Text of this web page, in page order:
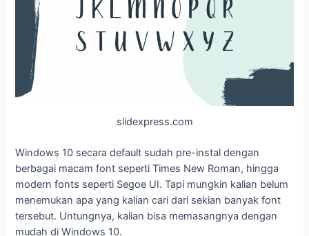
slidexpress.com
Windows 10 secara default sudah pre-instal dengan
berbagai macam font seperti Times New Roman, hingga
modern fonts seperti Segoe UI. Tapi mungkin kalian belum
menemukan apa yang kalian cari dari sekian banyak font
tersebut. Untungnya, kalian bisa memasangnya dengan
mudah di Windows 10.